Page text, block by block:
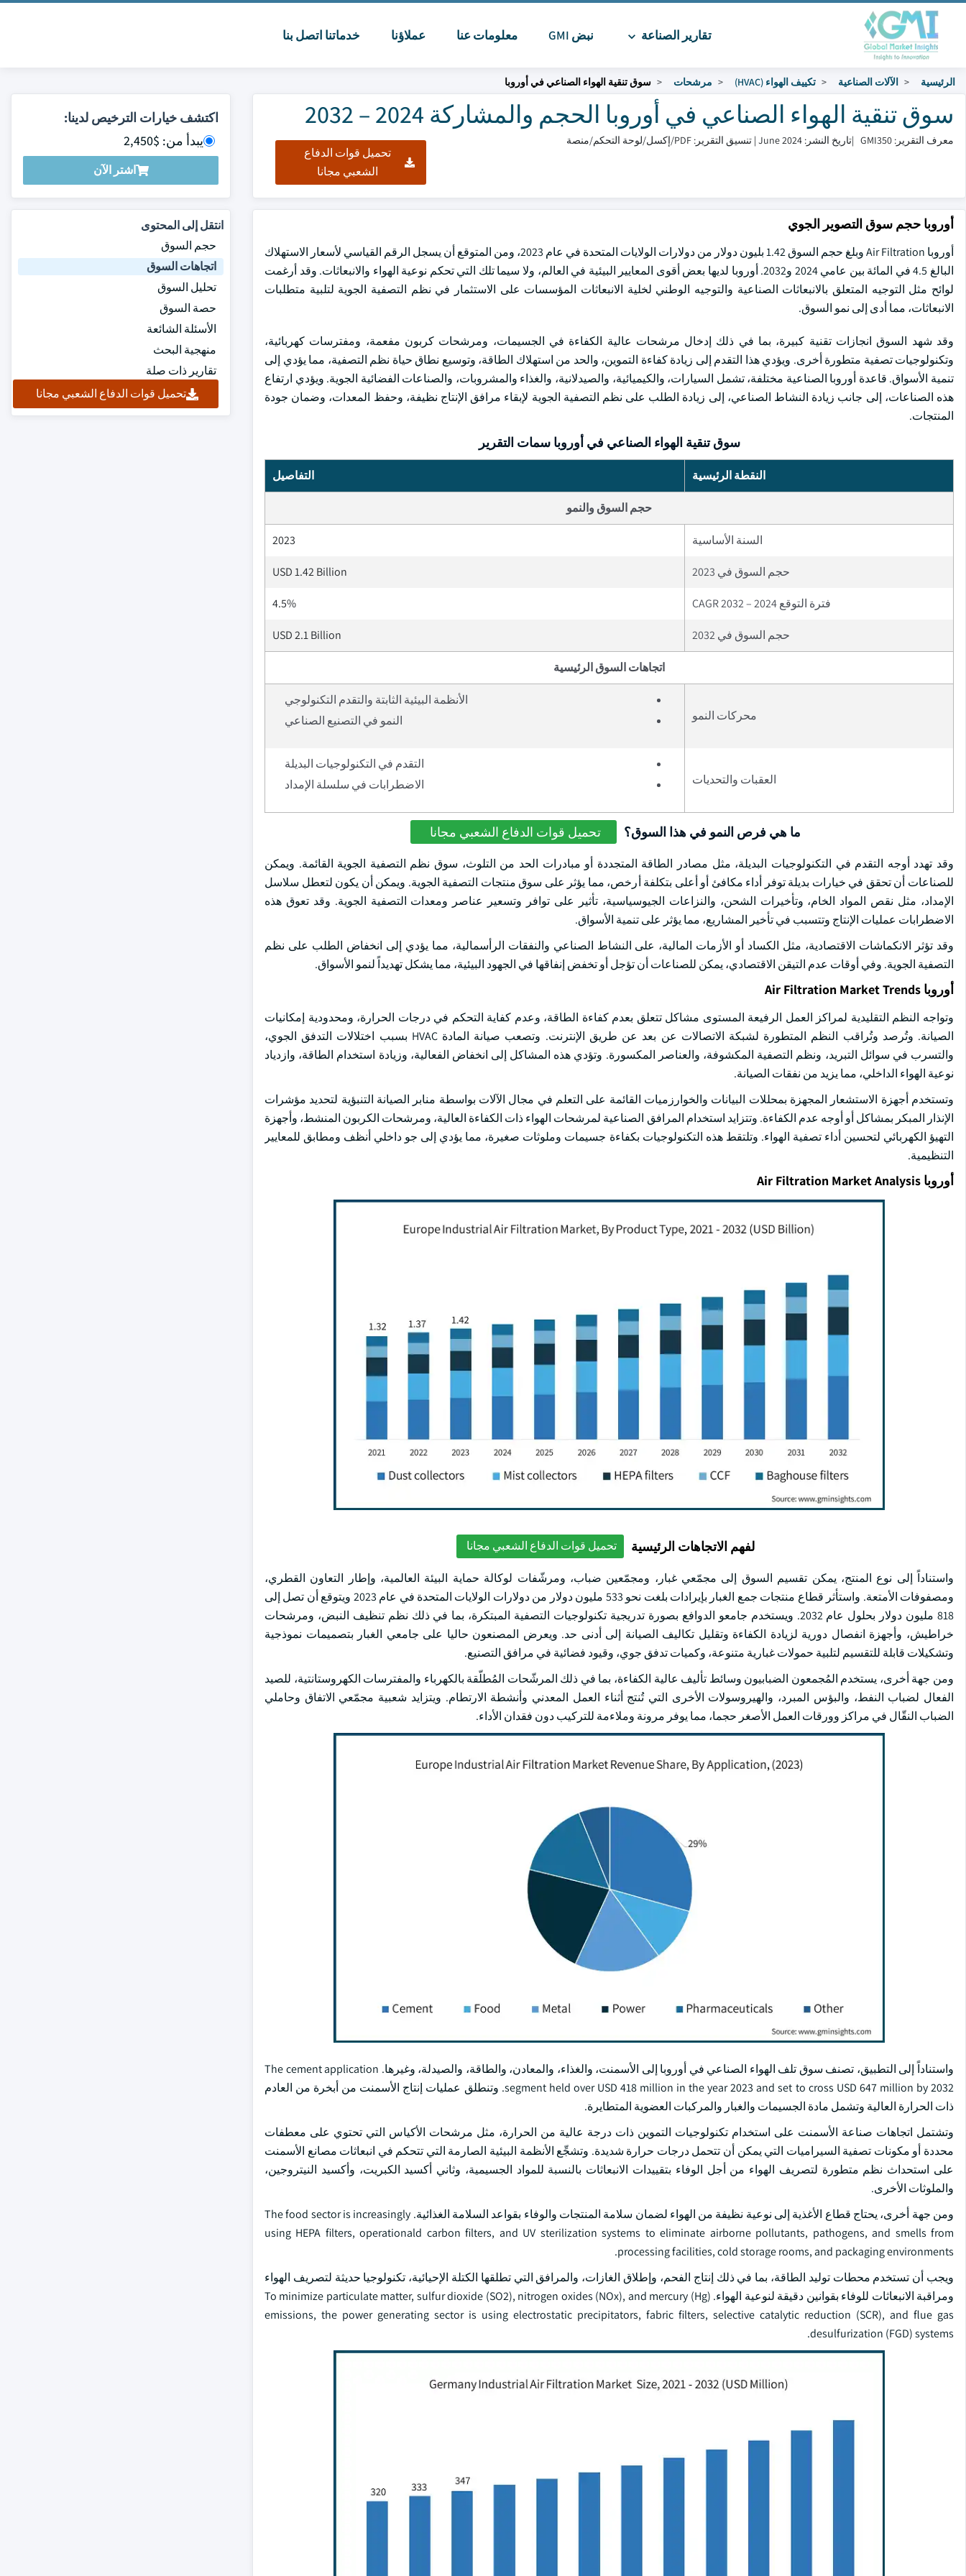
تقارير الصناعة نبض GMI معلومات عنا عملاؤنا خدماتنا اتصل بنا
الرئيسية الآلات الصناعية تكييف الهواء (HVAC) مرشحات سوق تنقية الهواء الصناعي في أوروبا
سوق تنقية الهواء الصناعي في أوروبا الحجم والمشاركة 2024 – 2032
معرف التقرير: GMI350 |تاريخ النشر: June 2024 | تنسيق التقرير: PDF/إكسل/لوحة التحكم/منصة
تحميل قوات الدفاع
الشعبي مجانا
اكتشف خيارات الترخيص لدينا:
يبدأ من: $2,450
اشتر الآن
أوروبا حجم سوق التصوير الجوي
أوروبا Air Filtration وبلغ حجم السوق 1.42 بليون دولار من دولارات الولايات المتحدة في عام 2023، ومن المتوقع أن يسجل الرقم القياسي لأسعار الاستهلاك
البالغ 4.5 في المائة بين عامي 2024 و2032. أوروبا لديها بعض أقوى المعايير البيئية في العالم، ولا سيما تلك التي تحكم نوعية الهواء والانبعاثات. وقد أرغمت
لوائح مثل التوجيه المتعلق بالانبعاثات الصناعية والتوجيه الوطني لخلية الانبعاثات المؤسسات على الاستثمار في نظم التصفية الجوية لتلبية متطلبات
الانبعاثات، مما أدى إلى نمو السوق.
وقد شهد السوق انجازات تقنية كبيرة، بما في ذلك إدخال مرشحات عالية الكفاءة في الجسيمات، ومرشحات كربون مفعمة، ومفترسات كهربائية،
وتكنولوجيات تصفية متطورة أخرى. ويؤدي هذا التقدم إلى زيادة كفاءة التموين، والحد من استهلاك الطاقة، وتوسيع نطاق حياة نظم التصفية، مما يؤدي إلى
تنمية الأسواق. قاعدة أوروبا الصناعية مختلفة، تشمل السيارات، والكيميائية، والصيدلانية، والغذاء والمشروبات، والصناعات الفضائية الجوية. ويؤدي ارتفاع
هذه الصناعات، إلى جانب زيادة النشاط الصناعي، إلى زيادة الطلب على نظم التصفية الجوية لإبقاء مرافق الإنتاج نظيفة، وحفظ المعدات، وضمان جودة
المنتجات.
سوق تنقية الهواء الصناعي في أوروبا سمات التقرير
النقطة الرئيسية التفاصيل
حجم السوق والنمو
السنة الأساسية 2023
حجم السوق في 2023 USD 1.42 Billion
فترة التوقع 2024 – 2032 CAGR 4.5%
حجم السوق في 2032 USD 2.1 Billion
اتجاهات السوق الرئيسية
محركات النمو
الأنظمة البيئية الثابتة والتقدم التكنولوجي
النمو في التصنيع الصناعي
العقبات والتحديات
التقدم في التكنولوجيات البديلة
الاضطرابات في سلسلة الإمداد
ما هي فرص النمو في هذا السوق؟ تحميل قوات الدفاع الشعبي مجانا
وقد تهدد أوجه التقدم في التكنولوجيات البديلة، مثل مصادر الطاقة المتجددة أو مبادرات الحد من التلوث، سوق نظم التصفية الجوية القائمة. ويمكن
للصناعات أن تحقق في خيارات بديلة توفر أداء مكافئ أو أعلى بتكلفة أرخص، مما يؤثر على سوق منتجات التصفية الجوية. ويمكن أن يكون لتعطل سلاسل
الإمداد، مثل نقص المواد الخام، وتأخيرات الشحن، والنزاعات الجيوسياسية، تأثير على توافر وتسعير عناصر ومعدات التصفية الجوية. وقد تعوق هذه
الاضطرابات عمليات الإنتاج وتتسبب في تأخير المشاريع، مما يؤثر على تنمية الأسواق.
وقد تؤثر الانكماشات الاقتصادية، مثل الكساد أو الأزمات المالية، على النشاط الصناعي والنفقات الرأسمالية، مما يؤدي إلى انخفاض الطلب على نظم
التصفية الجوية. وفي أوقات عدم التيقن الاقتصادي، يمكن للصناعات أن تؤجل أو تخفض إنفاقها في الجهود البيئية، مما يشكل تهديداً لنمو الأسواق.
أوروبا Air Filtration Market Trends
وتواجه النظم التقليدية لمراكز العمل الرفيعة المستوى مشاكل تتعلق بعدم كفاءة الطاقة، وعدم كفاية التحكم في درجات الحرارة، ومحدودية إمكانيات
الصيانة. وتُرصد وتُراقب النظم المتطورة لشبكة الاتصالات عن بعد عن طريق الإنترنت. وتصعب صيانة المادة HVAC بسبب اختلالات التدفق الجوي،
والتسرب في سوائل التبريد، ونظم التصفية المكشوفة، والعناصر المكسورة. وتؤدي هذه المشاكل إلى انخفاض الفعالية، وزيادة استخدام الطاقة، وازدياد
نوعية الهواء الداخلي، مما يزيد من نفقات الصيانة.
وتستخدم أجهزة الاستشعار المجهزة بمحللات البيانات والخوارزميات القائمة على التعلم في مجال الآلات بواسطة منابر الصيانة التنبؤية لتحديد مؤشرات
الإنذار المبكر بمشاكل أو أوجه عدم الكفاءة. وتتزايد استخدام المرافق الصناعية لمرشحات الهواء ذات الكفاءة العالية، ومرشحات الكربون المنشط، وأجهزة
التهيؤ الكهربائي لتحسين أداء تصفية الهواء. وتلتقط هذه التكنولوجيات بكفاءة جسيمات وملوثات صغيرة، مما يؤدي إلى جو داخلي أنظف ومطابق للمعايير
التنظيمية.
أوروبا Air Filtration Market Analysis
لفهم الاتجاهات الرئيسية تحميل قوات الدفاع الشعبي مجانا
واستناداً إلى نوع المنتج، يمكن تقسيم السوق إلى مجمّعي غبار، ومجمّعين ضباب، ومرشّفات لوكالة حماية البيئة العالمية، وإطار التعاون القطري،
ومصفوفات الأمتعة. واستأثر قطاع منتجات جمع الغبار بإيرادات بلغت نحو 533 مليون دولار من دولارات الولايات المتحدة في عام 2023 ويتوقع أن تصل إلى
818 مليون دولار بحلول عام 2032. ويستخدم جامعو الدوافع بصورة تدريجية تكنولوجيات التصفية المبتكرة، بما في ذلك نظم تنظيف النبض، ومرشحات
خراطيش، وأجهزة انفصال دورية لزيادة الكفاءة وتقليل تكاليف الصيانة إلى أدنى حد. ويعرض المصنعون حاليا على جامعي الغبار بتصميمات نموذجية
وتشكيلات قابلة للتقسيم لتلبية حمولات غبارية متنوعة، وكميات تدفق جوي، وقيود فضائية في مرافق التصنيع.
ومن جهة أخرى، يستخدم المُجمعون الضبابيون وسائط تأليف عالية الكفاءة، بما في ذلك المرشّحات المُطلّقة بالكهرباء والمفترسات الكهروستانتية، للصيد
الفعال لضباب النفط، والبؤس المبرد، والهيروسولات الأخرى التي تُنتج أثناء العمل المعدني وأنشطة الارتطام. ويتزايد شعبية مجمّعي الاتفاق وحاملي
الضباب النقّال في مراكز وورقات العمل الأصغر حجما، مما يوفر مرونة وملاءمة للتركيب دون فقدان الأداء.
واستناداً إلى التطبيق، تصنف سوق تلف الهواء الصناعي في أوروبا إلى الأسمنت، والغذاء، والمعادن، والطاقة، والصيدلة، وغيرها. The cement application
segment held over USD 418 million in the year 2023 and set to cross USD 647 million by 2032. وتنطلق عمليات إنتاج الأسمنت من أبخرة من العادم
ذات الحرارة العالية وتشمل مادة الجسيمات والغبار والمركبات العضوية المتطايرة.
وتشتمل اتجاهات صناعة الأسمنت على استخدام تكنولوجيات التموين ذات درجة عالية من الحرارة، مثل مرشحات الأكياس التي تحتوي على معطفات
محددة أو مكونات تصفية السيراميات التي يمكن أن تتحمل درجات حرارة شديدة. وتشجِّع الأنظمة البيئية الصارمة التي تتحكم في انبعاثات مصانع الأسمنت
على استحداث نظم متطورة لتصريف الهواء من أجل الوفاء بتقييدات الانبعاثات بالنسبة للمواد الجسيمية، وثاني أكسيد الكبريت، وأكسيد النيتروجين،
والملوثات الأخرى.
ومن جهة أخرى، يحتاج قطاع الأغذية إلى نوعية نظيفة من الهواء لضمان سلامة المنتجات والوفاء بقواعد السلامة الغذائية. The food sector is increasingly
using HEPA filters, operationald carbon filters, and UV sterilization systems to eliminate airborne pollutants, pathogens, and smells from
processing facilities, cold storage rooms, and packaging environments.
ويجب أن تستخدم محطات توليد الطاقة، بما في ذلك إنتاج الفحم، وإطلاق الغازات، والمرافق التي تطلقها الكتلة الإحيائية، تكنولوجيا حديثة لتصريف الهواء
ومراقبة الانبعاثات للوفاء بقوانين دقيقة لنوعية الهواء. To minimize particulate matter, sulfur dioxide (SO2), nitrogen oxides (NOx), and mercury (Hg)
emissions, the power generating sector is using electrostatic precipitators, fabric filters, selective catalytic reduction (SCR), and flue gas
desulfurization (FGD) systems.
انتقل إلى المحتوى
حجم السوق
اتجاهات السوق
تحليل السوق
حصة السوق
الأسئلة الشائعة
منهجية البحث
تقارير ذات صلة
تحميل قوات الدفاع الشعبي مجانا